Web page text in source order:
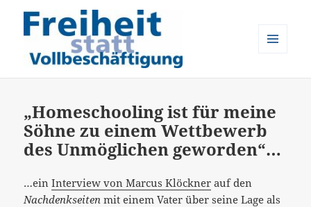
„Homeschooling ist für meine
Söhne zu einem Wettbewerb
des Unmöglichen geworden“…
…einInterview von Marcus Klöckner auf den
Nachdenkseiten mit einem Vater über seine Lage als